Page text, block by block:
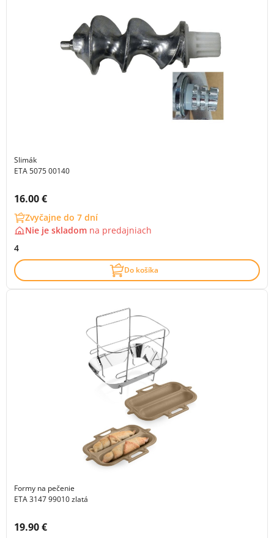
Slimák
ETA 5075 00140
Cena s DPH:
16.00 €
Zvyčajne do 7 dní
Nie je skladom na predajniach
4
Do košíka
Formy na pečenie
ETA 3147 99010 zlatá
Cena s DPH:
19.90 €